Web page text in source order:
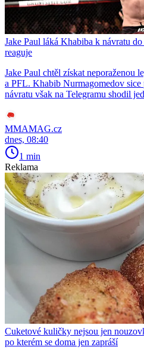
Jake Paul láká Khabiba k návratu
reaguje
Jake Paul chtěl získat neporaženou
a PFL. Khabib Nurmagomedov
návratu však na Telegramu shodil
MMAMAG.cz
dnes, 08:40
1 min
Reklama
Cuketové kuličky nejsou jen
po kterém se doma jen zapráší